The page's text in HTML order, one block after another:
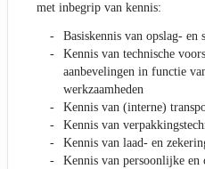
met inbegrip van kennis:
Basiskennis van opslag- en
Kennis van technische
aanbevelingen in functie
werkzaamheden
Kennis van (interne)
Kennis van
Kennis van laad- en
Kennis van persoonlijke en